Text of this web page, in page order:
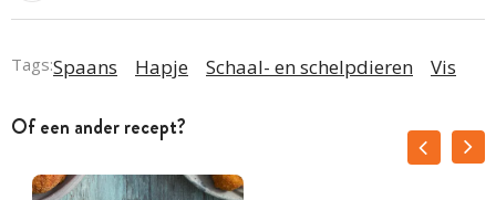
Tags:Spaans Hapje Schaal- en schelpdieren Vis
Of een ander recept?